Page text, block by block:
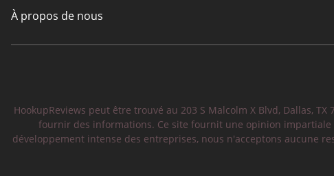
À propos de nous
HookupReviews peut être trouvé au 203 S Malcolm X Blvd, Dallas,
fournir des informations. Ce site fournit une opinion
développement intense des entreprises, nous n'acceptons aucune